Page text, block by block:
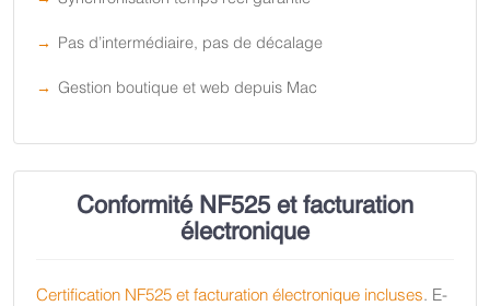
Pas d’intermédiaire, pas de décalage
Gestion boutique et web depuis Mac
Conformité NF525 et facturation
électronique
Certification NF525 et facturation électronique incluses. E-